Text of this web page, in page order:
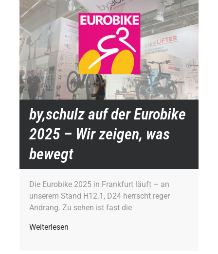
by,schulz auf der Eurobike
2025 – Wir zeigen, was
bewegt
Die Eurobike 2025 in Frankfurt läuft – an
unserem Stand H12.1, D24 herrscht reger
Andrang. Zu sehen ist fast die
Weiterlesen